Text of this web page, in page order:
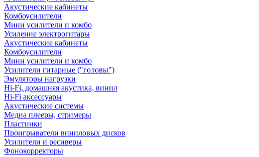
Акустические кабинеты
Комбоусилители
Мини усилители и комбо
Усиление электрогитары
Акустические кабинеты
Комбоусилители
Мини усилители и комбо
Усилители гитарные ("головы")
Эмуляторы нагрузки
Hi-Fi, домашняя акустика, винил
Hi-Fi аксессуары
Акустические системы
Медиа плееры, стримеры
Пластинки
Проигрыватели виниловых дисков
Усилители и ресиверы
Фонокорректоры